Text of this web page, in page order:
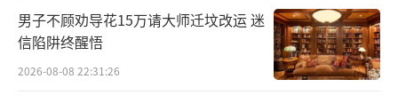
男子不顾劝导花15万请大师迁坟改运 迷
信陷阱终醒悟
2026-08-08 22:31:26